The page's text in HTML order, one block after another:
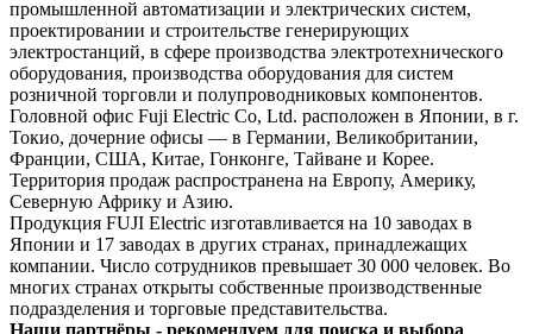
промышленной автоматизации и электрических систем,
проектировании и строительстве генерирующих
электростанций, в сфере производства электротехнического
оборудования, производства оборудования для систем
розничной торговли и полупроводниковых компонентов.
Головной офис Fuji Electric Co, Ltd. расположен в Японии, в г.
Токио, дочерние офисы — в Германии, Великобритании,
Франции, США, Китае, Гонконге, Тайване и Корее.
Территория продаж распространена на Европу, Америку,
Северную Африку и Азию.
Продукция FUJI Electric изготавливается на 10 заводах в
Японии и 17 заводах в других странах, принадлежащих
компании. Число сотрудников превышает 30 000 человек. Во
многих странах открыты собственные производственные
подразделения и торговые представительства.